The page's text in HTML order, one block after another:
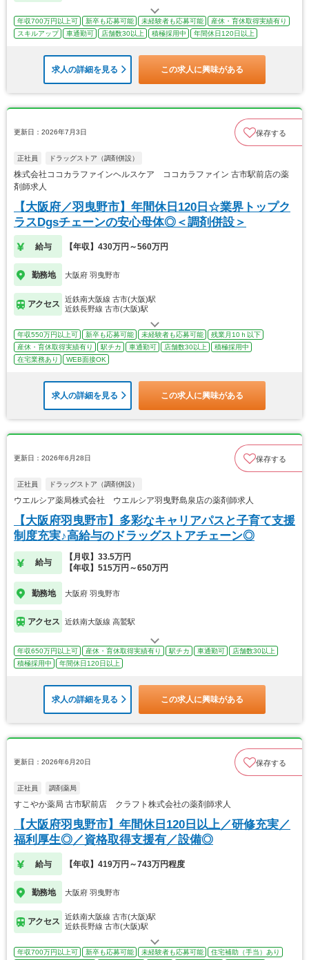
年収700万円以上可 新卒も応募可能 未経験者も応募可能
産休・育休取得実績有り
スキルアップ
車通勤可 店舗数30以上 積極採用中 年間休日120日以上
求人の詳細を見る この求人に興味がある
更新日：2026年7月3日 保存する
正社員 ドラッグストア（調剤併設）
株式会社ココカラファインヘルスケア ココカラファイン 古市駅前店の薬
剤師求人
【大阪府／羽曳野市】年間休日120日☆業界トップク
ラスDgsチェーンの安心母体◎＜調剤併設＞
給与 【年収】430万円～560万円
勤務地 大阪府 羽曳野市
アクセス
近鉄南大阪線 古市(大阪)駅
近鉄長野線 古市(大阪)駅
年収550万円以上可 新卒も応募可能 未経験者も応募可能
残業月10ｈ以下
産休・育休取得実績有り
駅チカ 車通勤可 店舗数30以上
積極採用中
在宅業務あり
WEB面接OK
求人の詳細を見る この求人に興味がある
更新日：2026年6月28日 保存する
正社員 ドラッグストア（調剤併設）
ウエルシア薬局株式会社 ウエルシア羽曳野島泉店の薬剤師求人
【大阪府羽曳野市】多彩なキャリアパスと子育て支援
制度充実♪高給与のドラッグストアチェーン◎
給与
【月収】33.5万円
【年収】515万円～650万円
勤務地 大阪府 羽曳野市
アクセス 近鉄南大阪線 高鷲駅
年収650万円以上可 産休・育休取得実績有り 駅チカ 車通勤可
店舗数30以上
積極採用中
年間休日120日以上
求人の詳細を見る この求人に興味がある
更新日：2026年6月20日 保存する
正社員 調剤薬局
すこやか薬局 古市駅前店 クラフト株式会社の薬剤師求人
【大阪府羽曳野市】年間休日120日以上／研修充実／
福利厚生◎／資格取得支援有／設備◎
給与 【年収】419万円～743万円程度
勤務地 大阪府 羽曳野市
アクセス
近鉄南大阪線 古市(大阪)駅
近鉄長野線 古市(大阪)駅
年収700万円以上可 新卒も応募可能 未経験者も応募可能
住宅補助（手当）あり